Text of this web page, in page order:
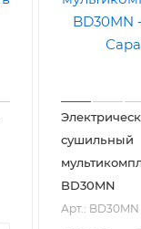
сушильный
BD30MN
Арт.: BD30MN